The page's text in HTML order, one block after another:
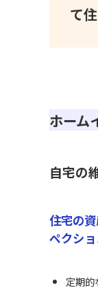
て
ホーム
自宅の
住宅の
ペクシ
定期的